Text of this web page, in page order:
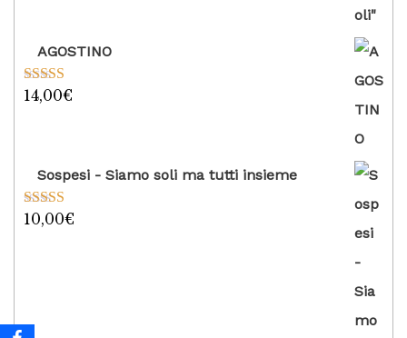
AGOSTINO
Valutato
14,00€
Sospesi - Siamo soli ma tutti insieme
Valutato
10,00€